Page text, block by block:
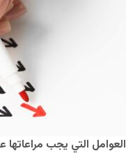
العوامل التي يجب مراعاتها